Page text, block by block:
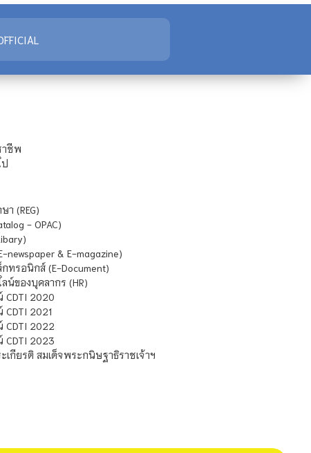
าชีพ
(REG)
- OPAC)
& E-magazine)
ทรอนิกส์ (E-Document)
น์ของบุคลากร (HR)
CDTI 2020
2021
CDTI 2022
CDTI 2023
เกียรติ สมเด็จพระกนิษฐาธิราชเจ้าฯ